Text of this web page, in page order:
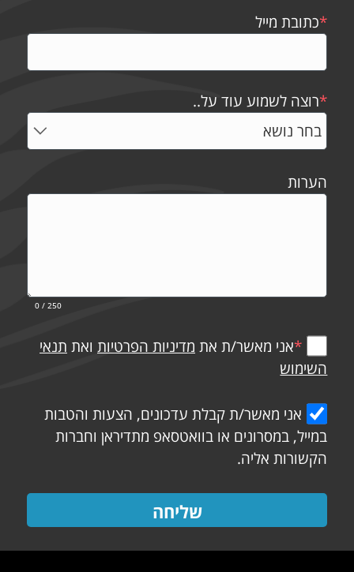
*כתובת מייל
*רוצה לשמוע עוד על..
הערות
0 / 250
*אני מאשר/ת את מדיניות הפרטיות ואת תנאי
השימוש
אני מאשר/ת קבלת עדכונים, הצעות והטבות
במייל, במסרונים או בוואטסאפ מתדיראן וחברות
הקשורות אליה.
שליחה